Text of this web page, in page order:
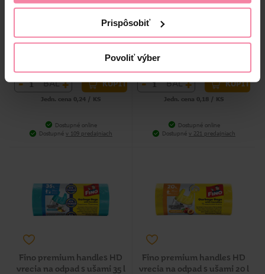
Prispôsobiť
Povoliť výber
vrecia na odpad so
7,69
- BAL + KÚPIŤ
Jedn. cena 0,24 / KS
Dostupné online
Dostupné v 109 predajniach
vrecia na odpad s ušami 60 l
2,69
- BAL + KÚPIŤ
Jedn. cena 0,18 / KS
Dostupné online
Dostupné v 221 predajniach
Fino premium handles HD
vrecia na odpad s ušami 35 l
Fino premium handles HD
vrecia na odpad s ušami 20 l